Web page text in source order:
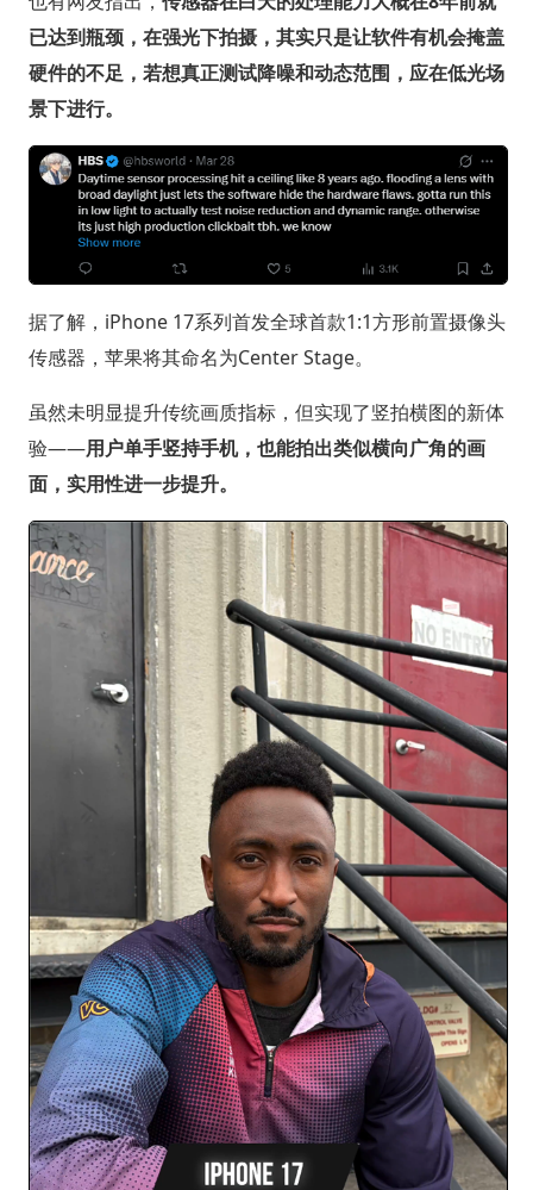
已达到瓶颈，在强光下拍摄，其实只是让软件有机会掩盖
硬件的不足，若想真正测试降噪和动态范围，应在低光场
景下进行。
据了解，iPhone 17系列首发全球首款1:1方形前置摄像头
传感器，苹果将其命名为Center Stage。
虽然未明显提升传统画质指标，但实现了竖拍横图的新体
验——用户单手竖持手机，也能拍出类似横向广角的画
面，实用性进一步提升。